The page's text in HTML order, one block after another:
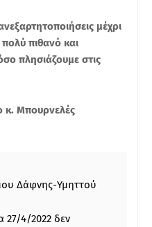
μέχρι
πολύ πιθανό και
πλησιάζουμε στις
κ. Μπουρνελές
Δάφνης-Υμηττού
27/4/2022 δεν